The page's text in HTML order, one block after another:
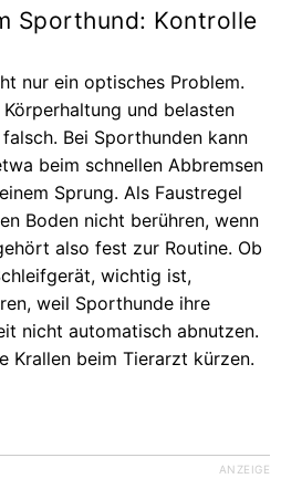
Sporthund: Kontrolle
nur ein optisches Problem.
und belasten
Bei Sporthunden kann
beim schnellen Abbremsen
Sprung. Als Faustregel
Boden nicht berühren, wenn
also fest zur Routine. Ob
wichtig ist,
weil Sporthunde ihre
nicht automatisch abnutzen.
Krallen beim Tierarzt kürzen.
ANZEIGE